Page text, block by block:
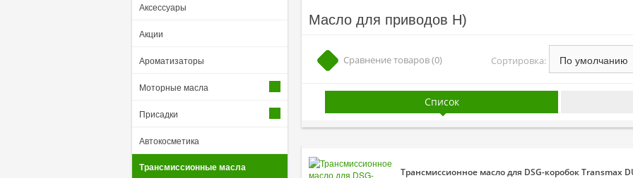
Аксессуары
Акции
Ароматизаторы
Моторные масла
Присадки
Автокосметика
Трансмиссионные масла
Масло для приводов H)
Сравнение товаров (0) Сортировка:
Список
Трансмиссионное масло для DSG-коробок Transmax